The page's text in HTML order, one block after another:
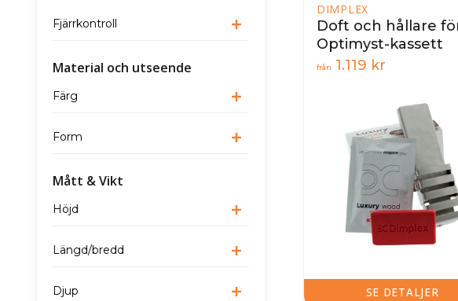
Fjärrkontroll
Material och utseende
Färg
Form
Mått & Vikt
Höjd
Längd/bredd
Djup
DIMPLEX
Doft och hållare
Optimyst-kassett
från 1.119 kr
SE DETALJER